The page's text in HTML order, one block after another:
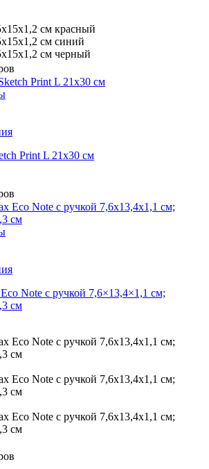
красный
синий
черный
Print L 21х30 см
Note с ручкой 7,6×13,4×1,1 см;
см